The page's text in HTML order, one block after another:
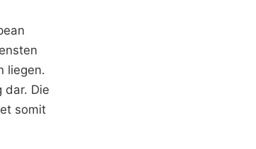
liegen.
dar. Die
somit